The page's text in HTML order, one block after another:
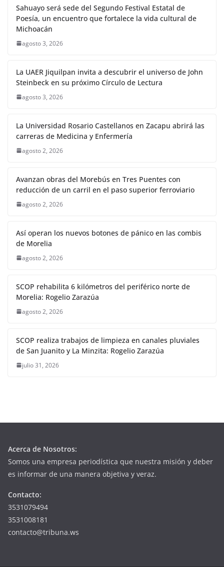
Sahuayo será sede del Segundo Festival Estatal de
Poesía, un encuentro que fortalece la vida cultural de
Michoacán
agosto 3, 2026
La UAER Jiquilpan invita a descubrir el universo de John
Steinbeck en su próximo Círculo de Lectura
agosto 3, 2026
La Universidad Rosario Castellanos en Zacapu abrirá las
carreras de Medicina y Enfermería
agosto 2, 2026
Avanzan obras del Morebús en Tres Puentes con
reducción de un carril en el paso superior ferroviario
agosto 2, 2026
Así operan los nuevos botones de pánico en las combis
de Morelia
agosto 2, 2026
SCOP rehabilita 6 kilómetros del periférico norte de
Morelia: Rogelio Zarazúa
agosto 2, 2026
SCOP realiza trabajos de limpieza en canales pluviales
de San Juanito y La Minzita: Rogelio Zarazúa
julio 31, 2026
Acerca de Nosotros:
Somos una empresa periodística que nuestra misión y deber
es informar de una manera objetiva y veraz.
Contacto:
3531079494
3531008181
contacto@tribuna.ws